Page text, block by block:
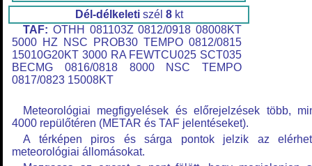
Dél-délkeletiszél 8kt
TAF: OTHH 081103Z 0812/0918 08008KT
5000 HZ NSC PROB30 TEMPO 0812/0815
15010G20KT 3000 RA FEWTCU025 SCT035
BECMG 0816/0818 8000 NSC TEMPO
0817/0823 15008KT
Meteorológiai megfigyelések és előrejelzések több,
4000 repülőtéren (METAR és TAF jelentéseket).
A térképen piros és sárga pontok jelzik az
meteorológiai állomásokat.